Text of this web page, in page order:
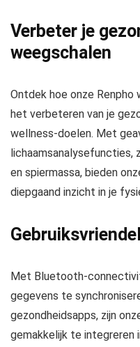
Verbeter je
weegschalen
Ontdek hoe onze Renpho
het verbeteren van je
wellness-doelen. Met
lichaamsanalysefuncties,
en spiermassa, bieden
diepgaand inzicht in je
Met Bluetooth-
gegevens te
gezondheidsapps, zijn
gemakkelijk te integreren